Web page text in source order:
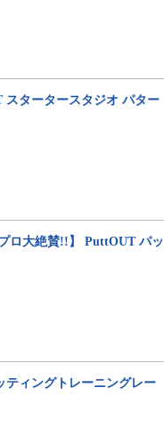
スタータースタジオ パター
ロ大絶賛!!】 PuttOUT パッ
ティングトレーニングレー